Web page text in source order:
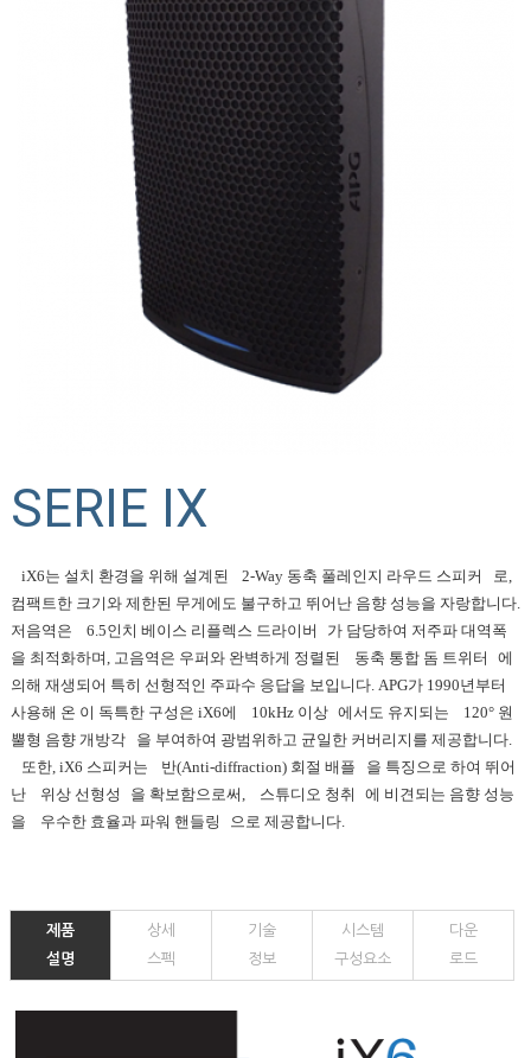
SERIE IX
iX6는 설치 환경을 위해 설계된 2-Way 동축 풀레인지 라우드 스피커
로,
컴팩트한 크기와 제한된 무게에도 불구하고 뛰어난 음향 성능을 자랑합니다.
저음역은
6.5인치 베이스 리플렉스 드라이버
가 담당하여 저주파 대역폭
을 최적화하며, 고음역은 우퍼와 완벽하게 정렬된
동축 통합 돔 트위터
에
의해 재생되어 특히 선형적인 주파수 응답을 보입니다. APG가 1990년부터
사용해 온 이 독특한 구성은 iX6에
10kHz 이상 에서도 유지되는
120° 원
뿔형 음향 개방각
을 부여하여 광범위하고 균일한 커버리지를 제공합니다.
또한, iX6 스피커는
반(Anti-diffraction) 회절 배플
을 특징으로 하여 뛰어
난
위상 선형성 을 확보함으로써, 스튜디오 청취
에 비견되는 음향 성능
을
우수한 효율과 파워 핸들링 으로 제공합니다.
제품
설명
상세
스펙
기술
정보
시스템
구성요소
다운
로드